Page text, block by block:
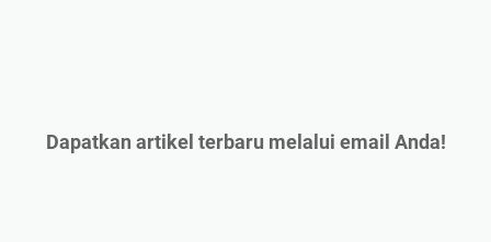
Dapatkan artikel terbaru melalui email Anda!